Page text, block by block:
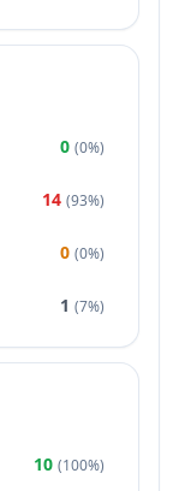
0 (0%)
14 (93%)
0 (0%)
1 (7%)
10 (100%)